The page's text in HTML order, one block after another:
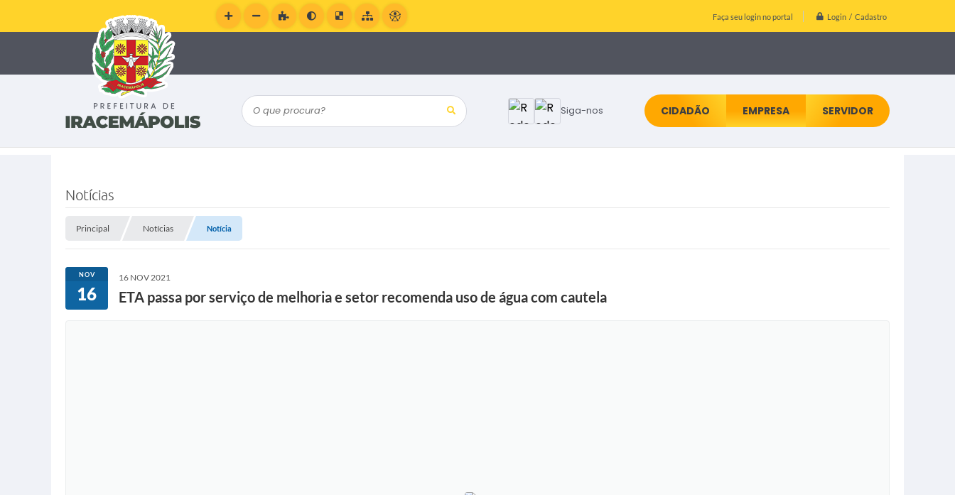
Faça seu login no portal Login / Cadastro
Siga-nos
O que procura? CIDADÃO EMPRESA SERVIDOR
Notícias
Principal Notícias Notícia
NOV
16
16 NOV 2021
ETA passa por serviço de melhoria e setor recomenda uso de água com cautela